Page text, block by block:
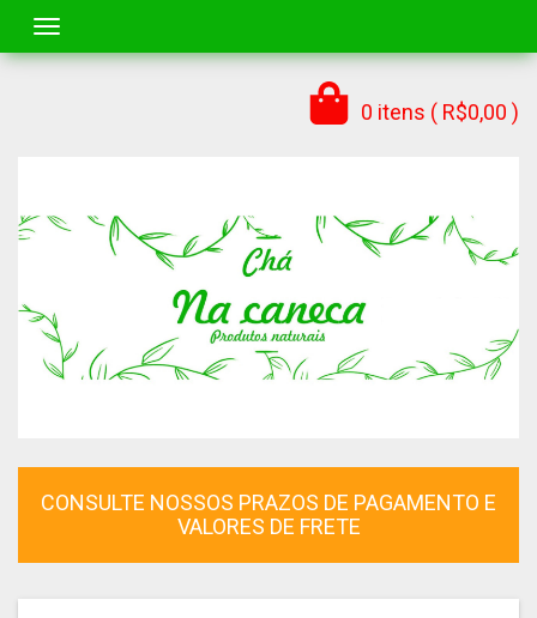
Toggle navigation
0 itens ( R$0,00 )
CONSULTE NOSSOS PRAZOS DE PAGAMENTO E
VALORES DE FRETE